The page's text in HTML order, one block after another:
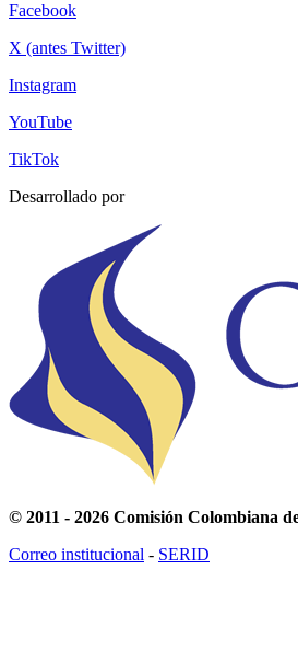
Facebook
X (antes Twitter)
Instagram
YouTube
TikTok
Desarrollado por
© 2011 - 2026 Comisión Colombiana
Correo institucional - SERID